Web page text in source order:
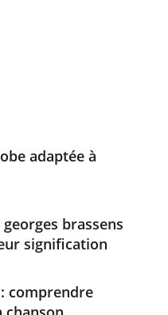
adaptée à
brassens
signification
comprendre